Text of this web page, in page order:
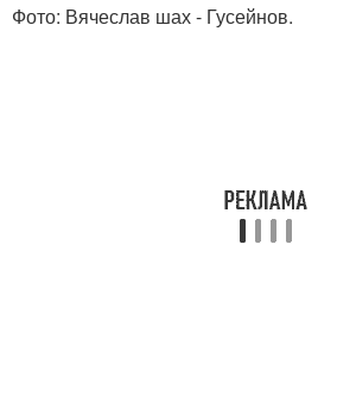
Фото: Вячеслав шах - Гусейнов.